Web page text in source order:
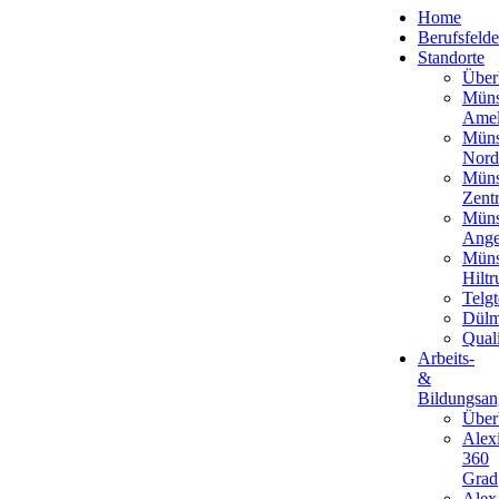
Home
Standorte
Nord
Arbeits-
&
360
Grad